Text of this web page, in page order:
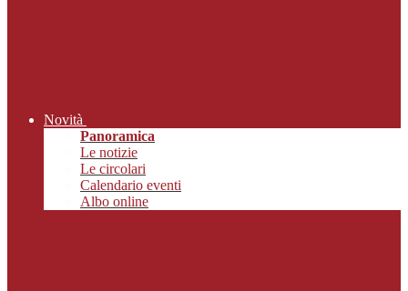
Novità
Panoramica
Le notizie
Le circolari
Calendario eventi
Albo online